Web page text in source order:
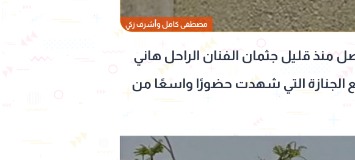
مصطفى كامل وأشرف زكي
منذ قليل جثمان الفنان الراحل هاني
الجنازة التي شهدت حضورًا واسعًا من